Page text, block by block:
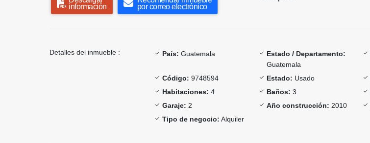
información
por correo electrónico
Detalles del inmueble : País: Guatemala
Estado / Departamento:
Guatemala
Código: 9748594 Estado: Usado
Habitaciones: 4 Baños: 3
Garaje: 2 Año construcción: 2010
Tipo de negocio: Alquiler